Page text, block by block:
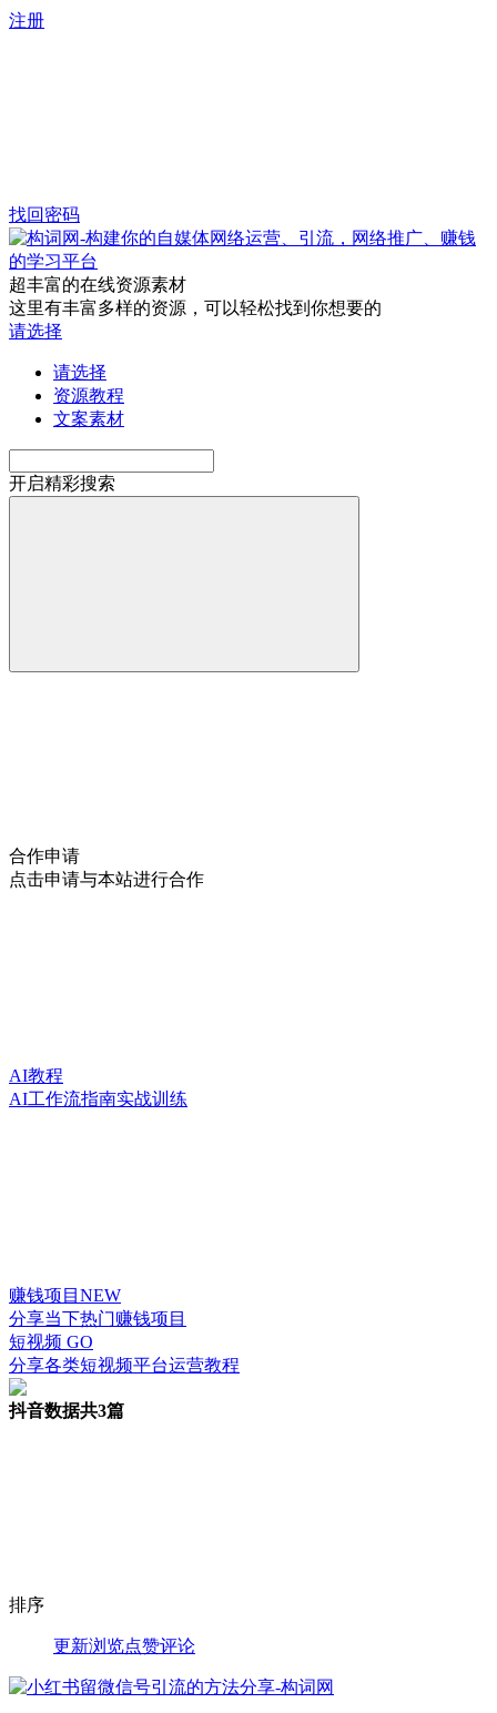
注册
找回密码
超丰富的在线资源素材
这里有丰富多样的资源，可以轻松找到你想要的
请选择
请选择
资源教程
文案素材
开启精彩搜索
合作申请
点击申请与本站进行合作
AI教程
AI工作流指南实战训练
赚钱项目 NEW
分享当下热门赚钱项目
短视频 GO
分享各类短视频平台运营教程
抖音数据共3篇
排序
更新浏览点赞评论